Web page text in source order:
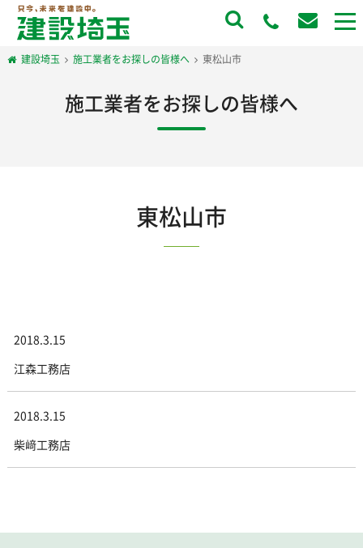
建設埼玉 施工業者をお探しの皆様へ 東松山市
施工業者をお探しの皆様へ
東松山市
2018.3.15
江森工務店
2018.3.15
柴﨑工務店